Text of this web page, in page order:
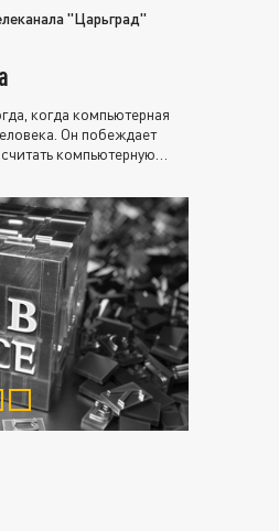
"Царьград"
когда компьютерная
Он побеждает
компьютерную